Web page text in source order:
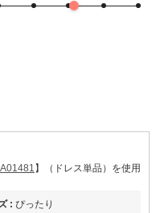
A01481 】（ドレス単品）を使用
: ぴったり